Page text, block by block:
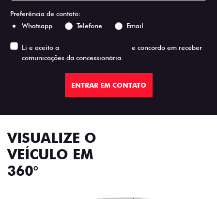
Preferência de contato:
Whatsapp
Telefone Email
Li e aceito a
e concordo em receber
comunicações da concessionária.
ENTRAR EM CONTATO
VISUALIZE O
VEÍCULO EM
360°